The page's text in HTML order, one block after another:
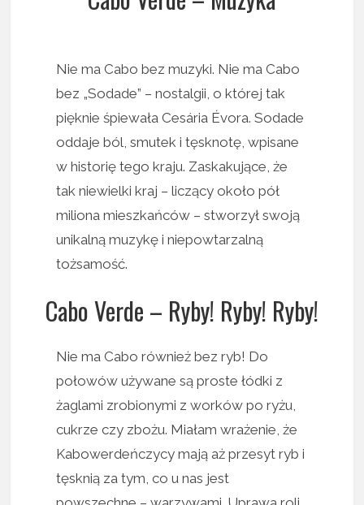
Nie ma Cabo bez muzyki. Nie ma Cabo
bez „Sodade” – nostalgii, o której tak
pięknie śpiewała Cesária Évora. Sodade
oddaje ból, smutek i tęsknotę, wpisane
w historię tego kraju. Zaskakujące, że
tak niewielki kraj – liczący około pół
miliona mieszkańców – stworzył swoją
unikalną muzykę i niepowtarzalną
tożsamość.
Cabo Verde – Ryby! Ryby! Ryby!
Nie ma Cabo również bez ryb! Do
połowów używane są proste łódki z
żaglami zrobionymi z worków po ryżu,
cukrze czy zbożu. Miałam wrażenie, że
Kabowerdeńczycy mają aż przesyt ryb i
tęsknią za tym, co u nas jest